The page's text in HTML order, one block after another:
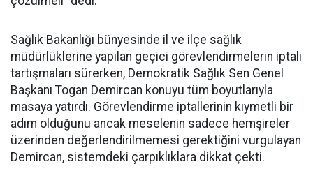
Sağlık Bakanlığı bünyesinde il ve ilçe sağlık
müdürlüklerine yapılan geçici görevlendirmelerin iptali
tartışmaları sürerken, Demokratik Sağlık Sen Genel
Başkanı Togan Demircan konuyu tüm boyutlarıyla
masaya yatırdı. Görevlendirme iptallerinin kıymetli bir
adım olduğunu ancak meselenin sadece hemşireler
üzerinden değerlendirilmemesi gerektiğini vurgulayan
Demircan, sistemdeki çarpıklıklara dikkat çekti.